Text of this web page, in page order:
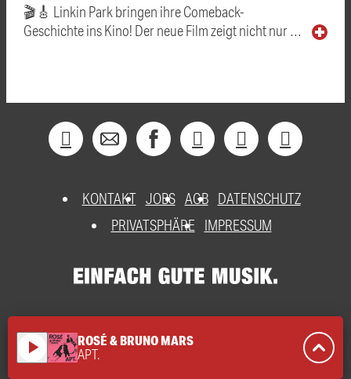
🎬🎸 Linkin Park bringen ihre Comeback-
Geschichte ins Kino! Der neue Film zeigt nicht nur …
KONTAKT JOBS AGB DATENSCHUTZ
PRIVATSPHÄRE
IMPRESSUM
play_arrow ROSÉ & BRUNO MARS
APT.